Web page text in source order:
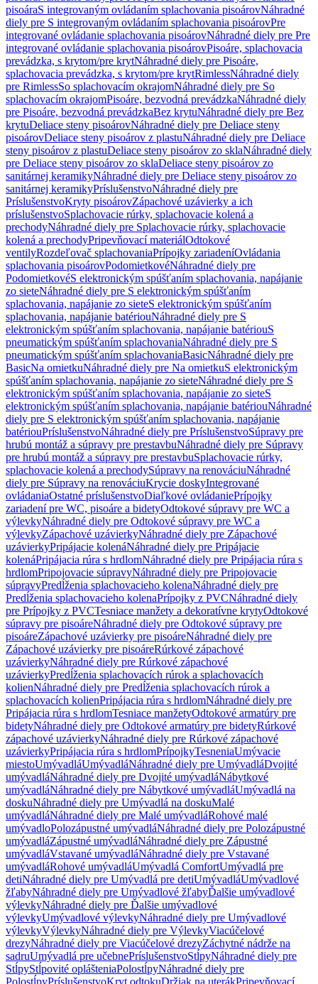
pisoáraS integrovaným ovládaním splachovania pisoárovNáhradné
diely pre S integrovaným ovládaním splachovania pisoárovPre
integrované ovládanie splachovania pisoárovNáhradné diely pre Pre
integrované ovládanie splachovania pisoárovPisoáre, splachovacia
prevádzka, s krytom/pre krytNáhradné diely pre Pisoáre,
splachovacia prevádzka, s krytom/pre krytRimlessNáhradné diely
pre RimlessSo splachovacím okrajomNáhradné diely pre So
splachovacím okrajomPisoáre, bezvodná prevádzkaNáhradné diely
pre Pisoáre, bezvodná prevádzkaBez krytuNáhradné diely pre Bez
krytuDeliace steny pisoárovNáhradné diely pre Deliace steny
pisoárovDeliace steny pisoárov z plastuNáhradné diely pre Deliace
steny pisoárov z plastuDeliace steny pisoárov zo sklaNáhradné diely
pre Deliace steny pisoárov zo sklaDeliace steny pisoárov zo
sanitárnej keramikyNáhradné diely pre Deliace steny pisoárov zo
sanitárnej keramikyPríslušenstvoNáhradné diely pre
PríslušenstvoKryty pisoárovZápachové uzávierky a ich
príslušenstvoSplachovacie rúrky, splachovacie kolená a
prechodyNáhradné diely pre Splachovacie rúrky, splachovacie
kolená a prechodyPripevňovací materiálOdtokové
ventilyRozdeľovač splachovaniaPrípojky zariadeníOvládania
splachovania pisoárovPodomietkovéNáhradné diely pre
PodomietkovéS elektronickým spúšťaním splachovania, napájanie
zo sieteNáhradné diely pre S elektronickým spúšťaním
splachovania, napájanie zo sieteS elektronickým spúšťaním
splachovania, napájanie batériouNáhradné diely pre S
elektronickým spúšťaním splachovania, napájanie batériouS
pneumatickým spúšťaním splachovaniaNáhradné diely pre S
pneumatickým spúšťaním splachovaniaBasicNáhradné diely pre
BasicNa omietkuNáhradné diely pre Na omietkuS elektronickým
spúšťaním splachovania, napájanie zo sieteNáhradné diely pre S
elektronickým spúšťaním splachovania, napájanie zo sieteS
elektronickým spúšťaním splachovania, napájanie batériouNáhradné
diely pre S elektronickým spúšťaním splachovania, napájanie
batériouPríslušenstvoNáhradné diely pre PríslušenstvoSúpravy pre
hrubú montáž a súpravy pre prestavbuNáhradné diely pre Súpravy
pre hrubú montáž a súpravy pre prestavbuSplachovacie rúrky,
splachovacie kolená a prechodySúpravy na renováciuNáhradné
diely pre Súpravy na renováciuKrycie doskyIntegrované
ovládaniaOstatné príslušenstvoDiaľkové ovládaniePrípojky
zariadení pre WC, pisoáre a bidetyOdtokové súpravy pre WC a
výlevkyNáhradné diely pre Odtokové súpravy pre WC a
výlevkyZápachové uzávierkyNáhradné diely pre Zápachové
uzávierkyPripájacie kolenáNáhradné diely pre Pripájacie
kolenáPripájacia rúra s hrdlomNáhradné diely pre Pripájacia rúra s
hrdlomPripojovacie súpravyNáhradné diely pre Pripojovacie
súpravyPredĺženia splachovacieho kolenaNáhradné diely pre
Predĺženia splachovacieho kolenaPrípojky z PVCNáhradné diely
pre Prípojky z PVCTesniace manžety a dekoratívne krytyOdtokové
súpravy pre pisoáreNáhradné diely pre Odtokové súpravy pre
pisoáreZápachové uzávierky pre pisoáreNáhradné diely pre
Zápachové uzávierky pre pisoáreRúrkové zápachové
uzávierkyNáhradné diely pre Rúrkové zápachové
uzávierkyPredĺženia splachovacích rúrok a splachovacích
kolienNáhradné diely pre Predĺženia splachovacích rúrok a
splachovacích kolienPripájacia rúra s hrdlomNáhradné diely pre
Pripájacia rúra s hrdlomTesniace manžetyOdtokové armatúry pre
bidetyNáhradné diely pre Odtokové armatúry pre bidetyRúrkové
zápachové uzávierkyNáhradné diely pre Rúrkové zápachové
uzávierkyPripájacia rúra s hrdlomPrípojkyTesneniaUmývacie
miestoUmývadláUmývadláNáhradné diely pre UmývadláDvojité
umývadláNáhradné diely pre Dvojité umývadláNábytkové
umývadláNáhradné diely pre Nábytkové umývadláUmývadlá na
doskuNáhradné diely pre Umývadlá na doskuMalé
umývadláNáhradné diely pre Malé umývadláRohové malé
umývadloPolozápustné umývadláNáhradné diely pre Polozápustné
umývadláZápustné umývadláNáhradné diely pre Zápustné
umývadláVstavané umývadláNáhradné diely pre Vstavané
umývadláRohové umývadláUmývadlá ComfortUmývadlá pre
detiNáhradné diely pre Umývadlá pre detiUmývadláUmývadlové
žľabyNáhradné diely pre Umývadlové žľabyĎalšie umývadlové
výlevkyNáhradné diely pre Ďalšie umývadlové
výlevkyUmývadlové výlevkyNáhradné diely pre Umývadlové
výlevkyVýlevkyNáhradné diely pre VýlevkyViacúčelové
drezyNáhradné diely pre Viacúčelové drezyZáchytné nádrže na
sadruUmývadlá pre učebnePríslušenstvoStĺpyNáhradné diely pre
StĺpyStĺpovité oplášteniaPolostĺpyNáhradné diely pre
PolostĺpyPríslušenstvoKryt odtokuDržiak na uterákPripevňovací